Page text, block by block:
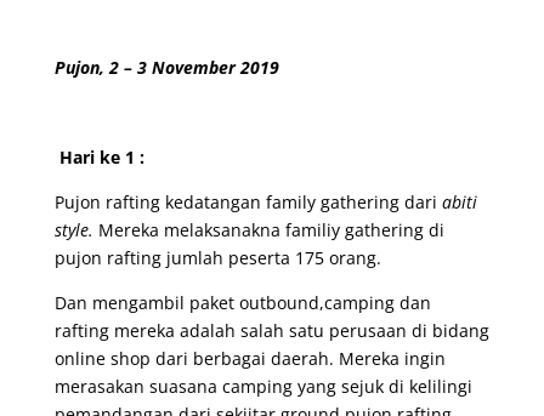
Pujon, 2 – 3 November 2019
Hari ke 1 :
Pujon rafting kedatangan family gathering dari abiti
style. Mereka melaksanakna familiy gathering di
pujon rafting jumlah peserta 175 orang.
Dan mengambil paket outbound,camping dan
rafting mereka adalah salah satu perusaan di bidang
online shop dari berbagai daerah. Mereka ingin
merasakan suasana camping yang sejuk di kelilingi